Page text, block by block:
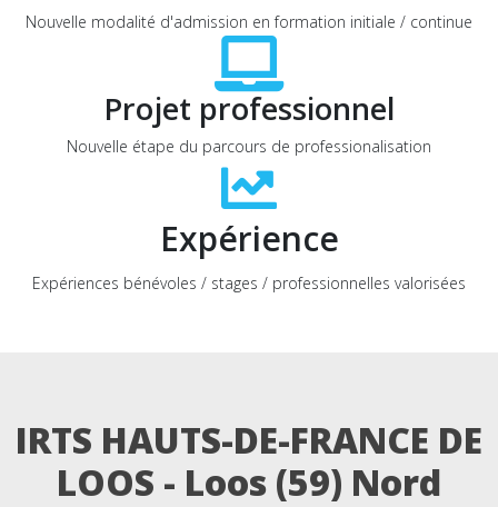
Nouvelle modalité d'admission en formation initiale / continue
Projet professionnel
Nouvelle étape du parcours de professionalisation
Expérience
Expériences bénévoles / stages / professionnelles valorisées
IRTS HAUTS-DE-FRANCE DE
LOOS - Loos (59) Nord